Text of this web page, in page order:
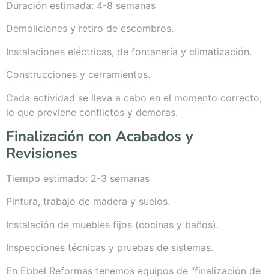
Duración estimada: 4-8 semanas
Demoliciones y retiro de escombros.
Instalaciones eléctricas, de fontanería y climatización.
Construcciones y cerramientos.
Cada actividad se lleva a cabo en el momento correcto,
lo que previene conflictos y demoras.
Finalización con Acabados y
Revisiones
Tiempo estimado: 2-3 semanas
Pintura, trabajo de madera y suelos.
Instalación de muebles fijos (cocinas y baños).
Inspecciones técnicas y pruebas de sistemas.
En Ebbel Reformas tenemos equipos de “finalización de